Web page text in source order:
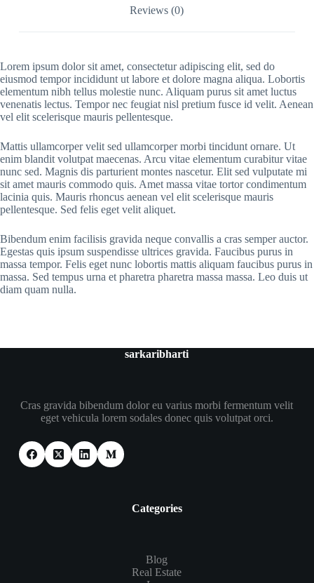
Reviews (0)
Lorem ipsum dolor sit amet, consectetur adipiscing elit, sed do
eiusmod tempor incididunt ut labore et dolore magna aliqua. Lobortis
elementum nibh tellus molestie nunc. Aliquam purus sit amet luctus
venenatis lectus. Tempor nec feugiat nisl pretium fusce id velit. Aenean
vel elit scelerisque mauris pellentesque.
Mattis ullamcorper velit sed ullamcorper morbi tincidunt ornare. Ut
enim blandit volutpat maecenas. Arcu vitae elementum curabitur vitae
nunc sed. Magnis dis parturient montes nascetur. Elit sed vulputate mi
sit amet mauris commodo quis. Amet massa vitae tortor condimentum
lacinia quis. Mauris rhoncus aenean vel elit scelerisque mauris
pellentesque. Sed felis eget velit aliquet.
Bibendum enim facilisis gravida neque convallis a cras semper auctor.
Egestas quis ipsum suspendisse ultrices gravida. Faucibus purus in
massa tempor. Felis eget nunc lobortis mattis aliquam faucibus purus in
massa. Sed tempus urna et pharetra pharetra massa massa. Leo duis ut
diam quam nulla.
sarkaribharti
Cras gravida bibendum dolor eu varius morbi fermentum velit
eget vehicula lorem sodales donec quis volutpat orci.
Categories
Blog
Real Estate